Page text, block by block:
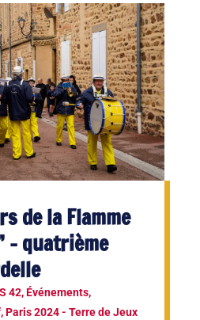
de la Flamme
– quatrième
42,Événements,
,Paris 2024 - Terre de Jeux